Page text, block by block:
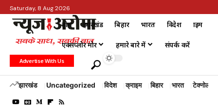
Saturday, 8 Aug 2026
होम झारखंड बिहार भारत विदेश क्राइम
एक्सप्लोर मोर हमारे बारे में संपर्क करें
Advertise With Us
झारखंड Uncategorized विदेश क्राइम बिहार भारत टेक्नोलॉजी